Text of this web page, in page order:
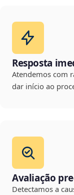
Resposta
Atendemos com
dar início ao
Avaliação
Detectamos a